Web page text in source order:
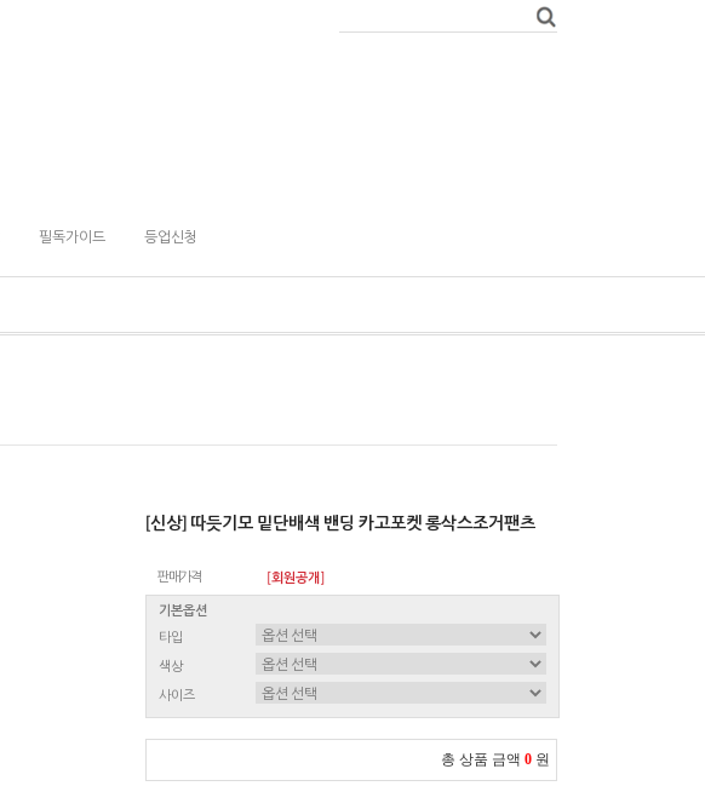
필독가이드 등업신청
[신상] 따듯기모 밑단배색 밴딩 카고포켓 롱삭스조거팬츠
판매가격 [회원공개]
기본옵션
타입
색상
사이즈
총 상품 금액 0 원